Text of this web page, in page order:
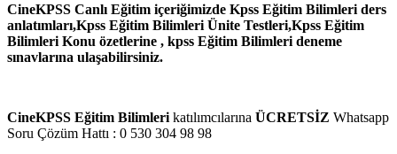
CineKPSS Canlı Eğitim içeriğimizde Kpss Eğitim Bilimleri ders
anlatımları,Kpss Eğitim Bilimleri Ünite Testleri,Kpss Eğitim
Bilimleri Konu özetlerine , kpss Eğitim Bilimleri deneme
sınavlarına ulaşabilirsiniz.
CineKPSS Eğitim Bilimleri katılımcılarına ÜCRETSİZ Whatsapp
Soru Çözüm Hattı : 0 530 304 98 98